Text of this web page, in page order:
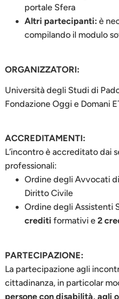
portale Sfera
Altri partecipanti: è
compilando il modulo
ORGANIZZATORI:
Università degli Studi di
Fondazione Oggi e Domani
ACCREDITAMENTI:
L’incontro è accreditato dai
professionali:
Ordine degli Avvocati
Diritto Civile
Ordine degli Assistenti
crediti formativi e2
PARTECIPAZIONE:
La partecipazione agli
cittadinanza, in particolar
persone con disabilità, agli